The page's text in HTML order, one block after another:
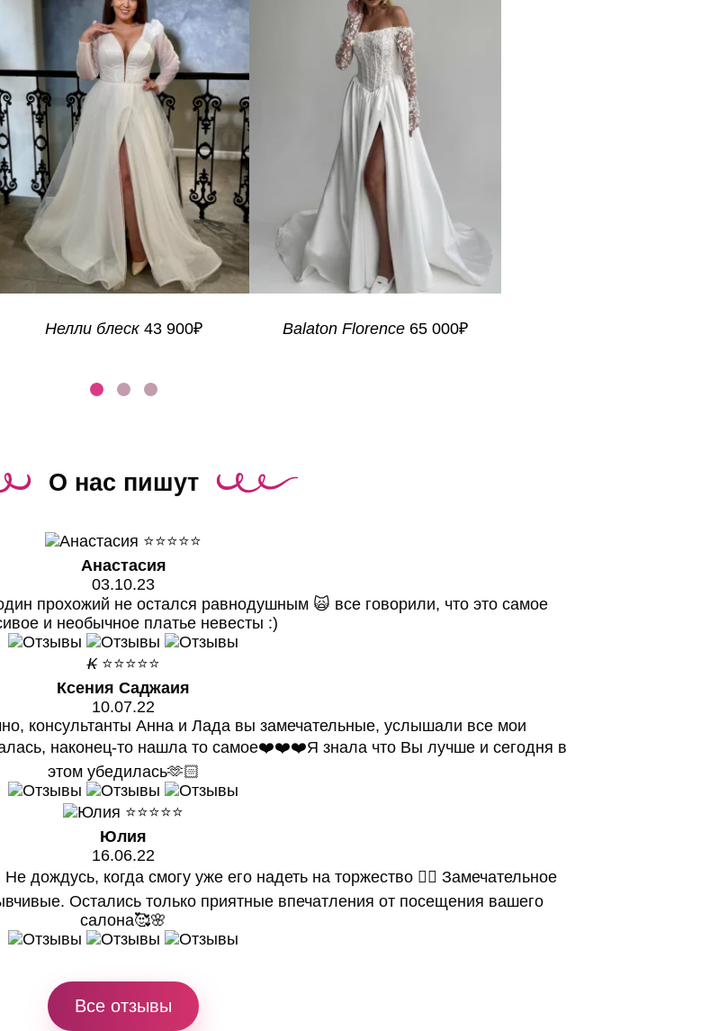
Нелли блеск 43 900₽ Balaton Florence 65 000₽
О нас пишут
⭐⭐⭐⭐⭐
Анастасия
03.10.23
прохожий не остался равнодушным 🙀 все говорили, что это самое
и необычное платье невесты :)
К ⭐⭐⭐⭐⭐
Ксения Саджаия
10.07.22
консультанты Анна и Лада вы замечательные, услышали все мои
наконец-то нашла то самое❤️❤️❤️Я знала что Вы лучше и сегодня в
этом убедилась🫶🏻
⭐⭐⭐⭐⭐
Юлия
16.06.22
дождусь, когда смогу уже его надеть на торжество 👰‍♀️ Замечательное
Остались только приятные впечатления от посещения вашего
салона🥰🌸
Все отзывы